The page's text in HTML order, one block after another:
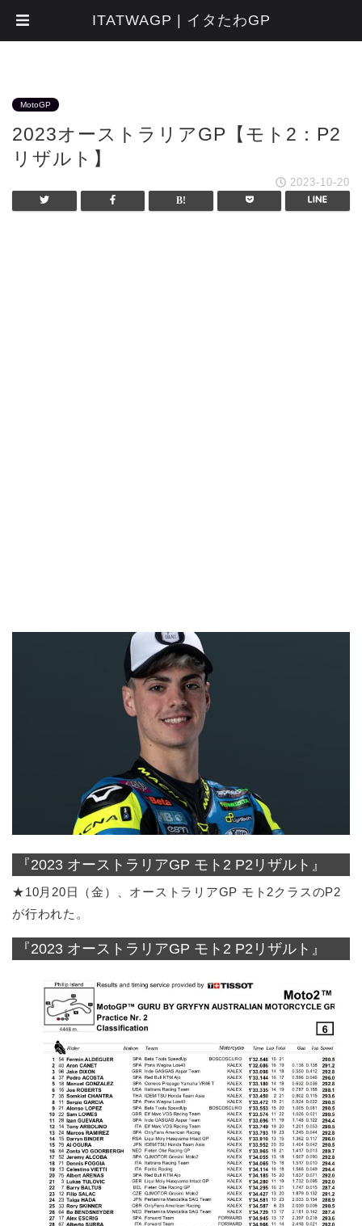
MotoGP
2023オーストラリアGP【モト2：P2
リザルト】
2023-10-20
『2023 オーストラリアGP モト2 P2リザルト』
★10月20日（金）、オーストラリアGP モト2クラスのP2
が行われた。
『2023 オーストラリアGP モト2 P2リザルト』
ITATWAGP | イタたわGP